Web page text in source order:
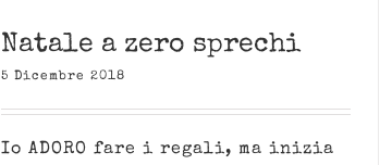
Natale a zero sprechi
5 Dicembre 2018
Io ADORO fare i regali, ma inizia